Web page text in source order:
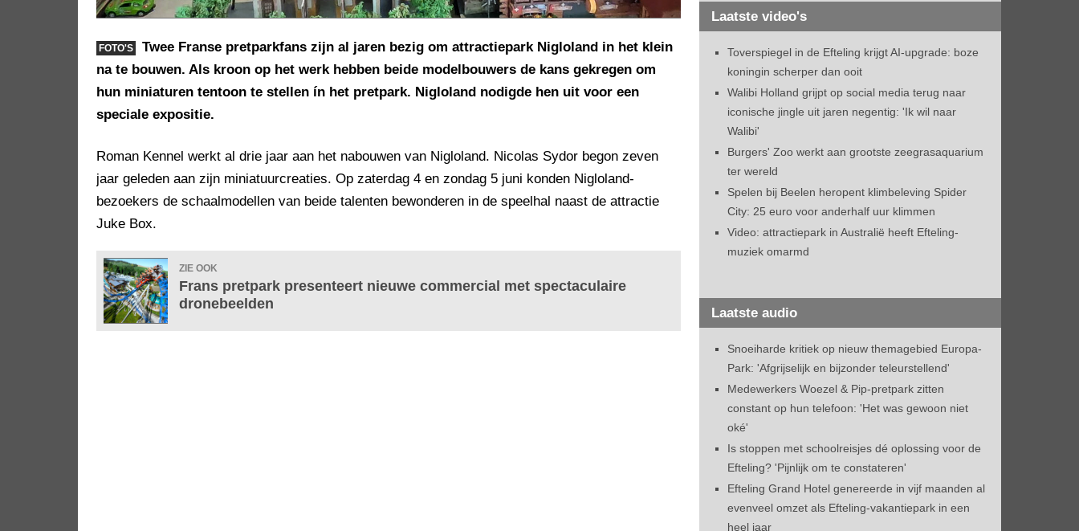
FOTO'S
Twee Franse pretparkfans zijn al jaren bezig om attractiepark Nigloland in het klein
na te bouwen. Als kroon op het werk hebben beide modelbouwers de kans gekregen om
hun miniaturen tentoon te stellen ín het pretpark. Nigloland nodigde hen uit voor een
speciale expositie.
Roman Kennel werkt al drie jaar aan het nabouwen van Nigloland. Nicolas Sydor begon zeven
jaar geleden aan zijn miniatuurcreaties. Op zaterdag 4 en zondag 5 juni konden Nigloland-
bezoekers de schaalmodellen van beide talenten bewonderen in de speelhal naast de attractie
Juke Box.
ZIE OOK
Frans pretpark presenteert nieuwe commercial met spectaculaire
dronebeelden
Laatste video's
Toverspiegel in de Efteling krijgt AI-upgrade: boze
koningin scherper dan ooit
Walibi Holland grijpt op social media terug naar
iconische jingle uit jaren negentig: 'Ik wil naar
Walibi'
Burgers' Zoo werkt aan grootste zeegrasaquarium
ter wereld
Spelen bij Beelen heropent klimbeleving Spider
City: 25 euro voor anderhalf uur klimmen
Video: attractiepark in Australië heeft Efteling-
muziek omarmd
Laatste audio
Snoeiharde kritiek op nieuw themagebied Europa-
Park: 'Afgrijselijk en bijzonder teleurstellend'
Medewerkers Woezel & Pip-pretpark zitten
constant op hun telefoon: 'Het was gewoon niet
oké'
Is stoppen met schoolreisjes dé oplossing voor de
Efteling? 'Pijnlijk om te constateren'
Efteling Grand Hotel genereerde in vijf maanden al
evenveel omzet als Efteling-vakantiepark in een
heel jaar